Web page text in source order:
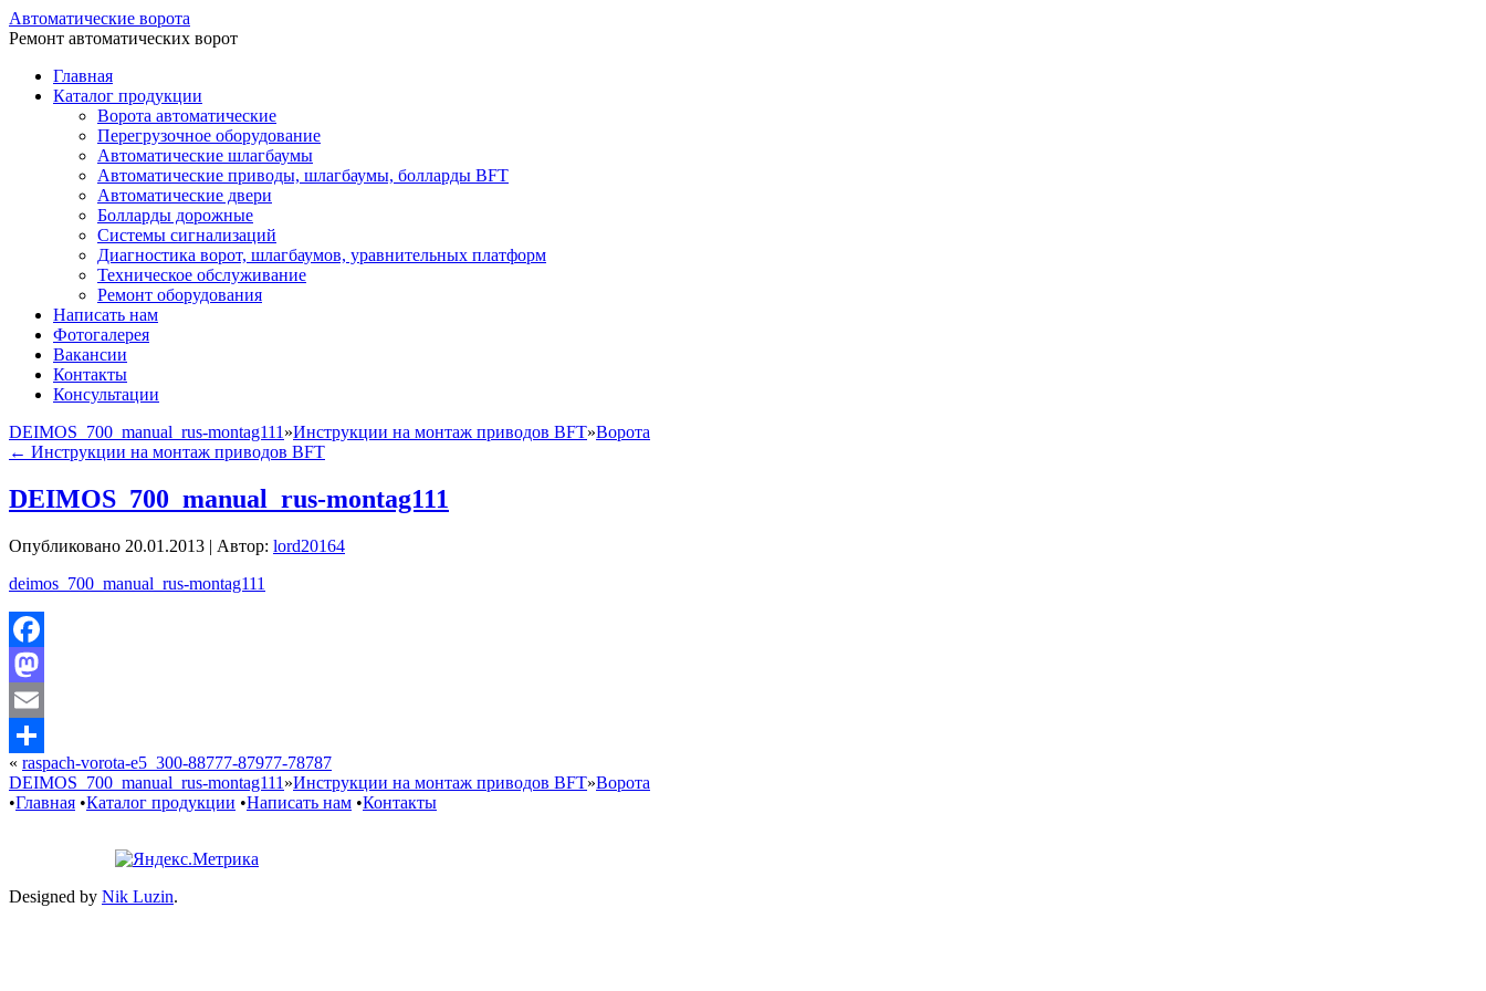
Автоматические ворота
Ремонт автоматических ворот
Главная
Каталог продукции
Ворота автоматические
Перегрузочное оборудование
Автоматические шлагбаумы
Автоматические приводы, шлагбаумы, болларды BFT
Автоматические двери
Болларды дорожные
Системы сигнализаций
Диагностика ворот, шлагбаумов, уравнительных платформ
Техническое обслуживание
Ремонт оборудования
Написать нам
Фотогалерея
Вакансии
Контакты
Консультации
DEIMOS_700_manual_rus-montag111 »Инструкции на монтаж приводов BFT»Ворота
← Инструкции на монтаж приводов BFT
DEIMOS_700_manual_rus-montag111
Опубликовано 20.01.2013 | Автор: lord20164
deimos_700_manual_rus-montag111
Facebook
Mastodon
Email
Отправить
« raspach-vorota-e5_300-88777-87977-78787
DEIMOS_700_manual_rus-montag111 »Инструкции на монтаж приводов BFT»Ворота
•Главная •Каталог продукции •Написать нам •Контакты
Designed by Nik Luzin.